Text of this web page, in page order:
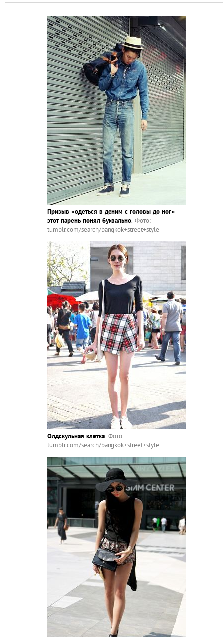
Призыв «одеться в деним с головы до ног»
этот парень понял буквально. Фото:
tumblr.com/search/bangkok+street+style
Олдскульная клетка. Фото:
tumblr.com/search/bangkok+street+style